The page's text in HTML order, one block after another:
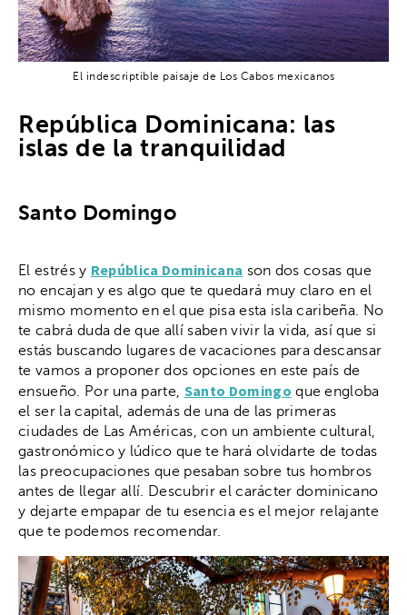
El indescriptible paisaje de Los Cabos mexicanos
República Dominicana: las
islas de la tranquilidad
Santo Domingo
El estrés y República Dominicana son dos cosas que
no encajan y es algo que te quedará muy claro en el
mismo momento en el que pisa esta isla caribeña. No
te cabrá duda de que allí saben vivir la vida, así que si
estás buscando lugares de vacaciones para descansar
te vamos a proponer dos opciones en este país de
ensueño. Por una parte, Santo Domingo que engloba
el ser la capital, además de una de las primeras
ciudades de Las Américas, con un ambiente cultural,
gastronómico y lúdico que te hará olvidarte de todas
las preocupaciones que pesaban sobre tus hombros
antes de llegar allí. Descubrir el carácter dominicano
y dejarte empapar de tu esencia es el mejor relajante
que te podemos recomendar.